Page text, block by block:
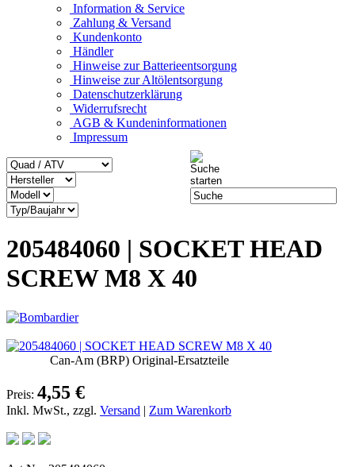
Information & Service
Zahlung & Versand
Kundenkonto
Händler
Hinweise zur Batterieentsorgung
Hinweise zur Altölentsorgung
Datenschutzerklärung
Widerrufsrecht
AGB & Kundeninformationen
Impressum
205484060 | SOCKET HEAD
SCREW M8 X 40
Can-Am (BRP) Original-Ersatzteile
Preis: 4,55 €
Inkl. MwSt., zzgl. Versand | Zum Warenkorb